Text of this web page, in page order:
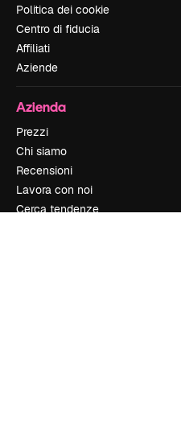
Politica dei cookie
Centro di fiducia
Affiliati
Aziende
Azienda
Prezzi
Chi siamo
Recensioni
Lavora con noi
Cerca tendenze